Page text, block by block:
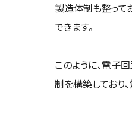
製造体制も整って
できます。
このように、電子
制を構築しており